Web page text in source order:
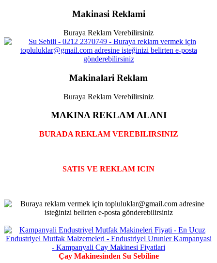
Makinasi Reklami
Buraya Reklam Verebilirsiniz
Makinalari Reklam
Buraya Reklam Verebilirsiniz
MAKINA REKLAM ALANI
BURADA REKLAM VEREBILIRSINIZ
SATIS VE REKLAM ICIN
Çay Makinesinden Su Sebiline